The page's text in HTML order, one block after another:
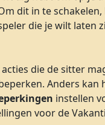
dit in te schakelen,
die je wilt
die de sitter
Anders
instellen
voor de